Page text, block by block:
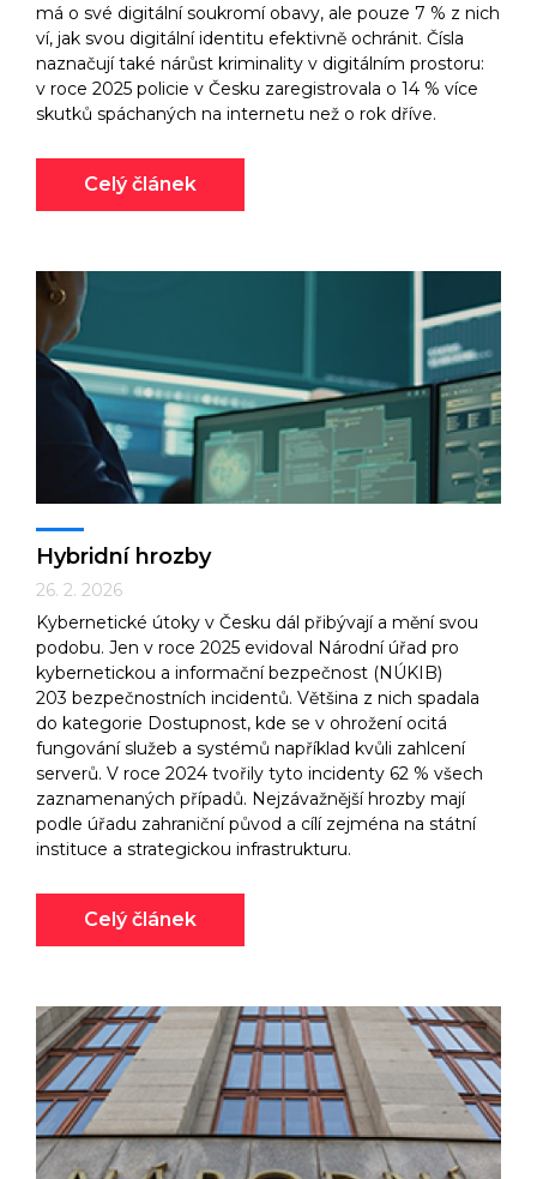
má o své digitální soukromí obavy, ale pouze 7 % z nich
ví, jak svou digitální identitu efektivně ochránit. Čísla
naznačují také nárůst kriminality v digitálním prostoru:
v roce 2025 policie v Česku zaregistrovala o 14 % více
skutků spáchaných na internetu než o rok dříve.
Celý článek
Hybridní hrozby
26. 2. 2026
Kybernetické útoky v Česku dál přibývají a mění svou
podobu. Jen v roce 2025 evidoval Národní úřad pro
kybernetickou a informační bezpečnost (NÚKIB)
203 bezpečnostních incidentů. Většina z nich spadala
do kategorie Dostupnost, kde se v ohrožení ocitá
fungování služeb a systémů například kvůli zahlcení
serverů. V roce 2024 tvořily tyto incidenty 62 % všech
zaznamenaných případů. Nejzávažnější hrozby mají
podle úřadu zahraniční původ a cílí zejména na státní
instituce a strategickou infrastrukturu.
Celý článek